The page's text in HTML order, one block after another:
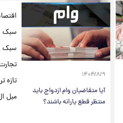
۱۴۰۴/۸/۹
آیا متقاضیان وام ازدواج باید
منتظر قطع یارانه باشند؟
سبک
سبک
تازه
مبل